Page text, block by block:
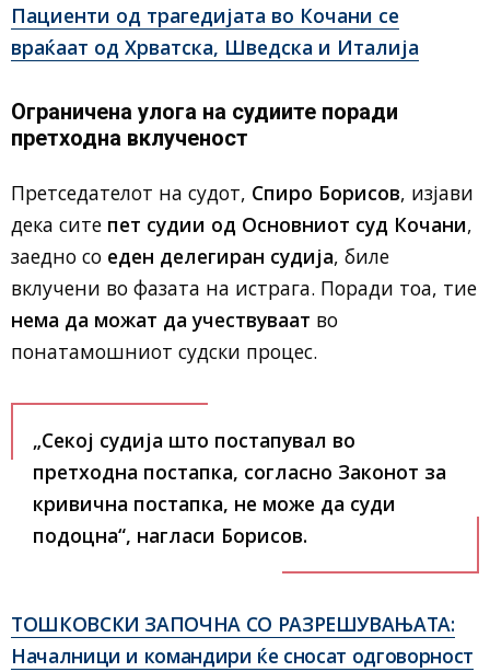
Пациенти од трагедијата во Кочани се
враќаат од Хрватска, Шведска и Италија
Ограничена улога на судиите поради
претходна вклученост
Претседателот на судот, Спиро Борисов, изјави
дека сите пет судии од Основниот суд Кочани,
заедно со еден делегиран судија, биле
вклучени во фазата на истрага. Поради тоа, тие
нема да можат да учествуваат во
понатамошниот судски процес.
„Секој судија што постапувал во
претходна постапка, согласно Законот за
кривична постапка, не може да суди
подоцна“, нагласи Борисов.
ТОШКОВСКИ ЗАПОЧНА СО РАЗРЕШУВАЊАТА:
Началници и командири ќе сносат одговорност